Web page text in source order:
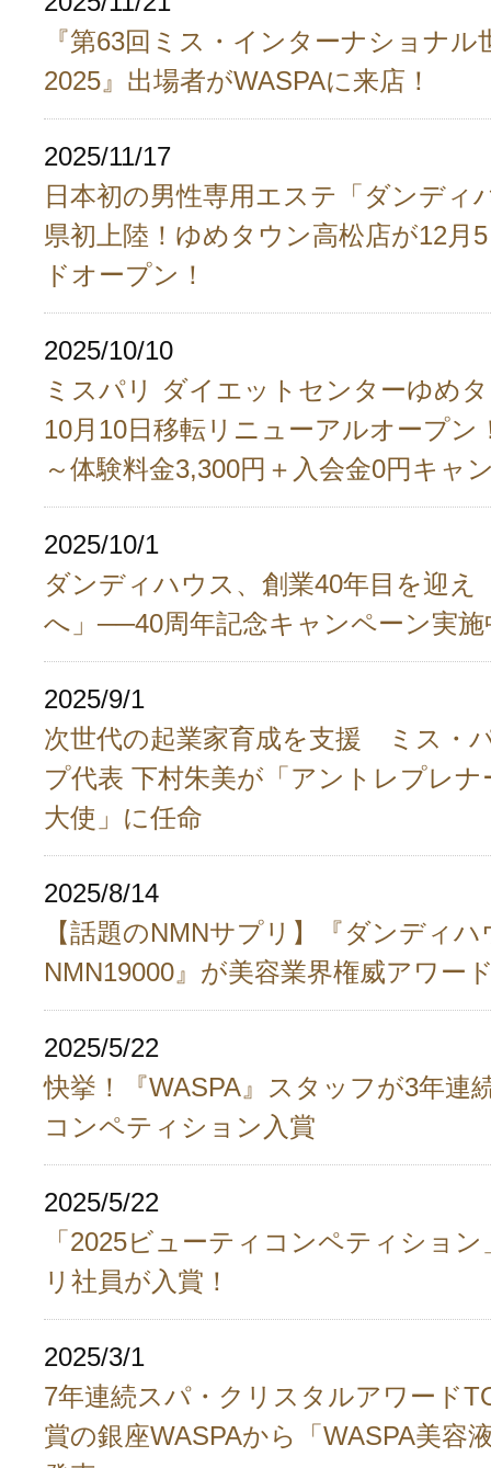
『第63回ミス・インターナショナル
2025』出場者がWASPAに来店！
2025/11/17
日本初の男性専用エステ「ダンディ
県初上陸！ゆめタウン高松店が12月
ドオープン！
2025/10/10
ミスパリ ダイエットセンターゆめ
10月10日移転リニューアルオープン
～体験料金3,300円＋入会金0円キャ
2025/10/1
ダンディハウス、創業40年目を迎え
へ」──40周年記念キャンペーン実施
2025/9/1
次世代の起業家育成を支援 ミス・
プ代表 下村朱美が「アントレプレ
大使」に任命
2025/8/14
【話題のNMNサプリ】『ダンディハ
NMN19000』が美容業界権威アワー
2025/5/22
快挙！『WASPA』スタッフが3年連
コンペティション入賞
2025/5/22
「2025ビューティコンペティショ
リ社員が入賞！
2025/3/1
7年連続スパ・クリスタルアワード
賞の銀座WASPAから「WASPA美容